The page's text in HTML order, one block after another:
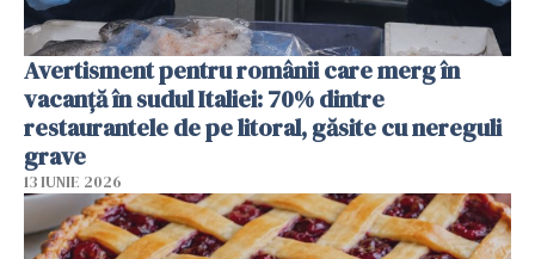
Avertisment pentru românii care merg în
vacanță în sudul Italiei: 70% dintre
restaurantele de pe litoral, găsite cu nereguli
grave
13 IUNIE 2026